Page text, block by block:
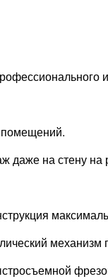
помещений.
даже на стену
механизм